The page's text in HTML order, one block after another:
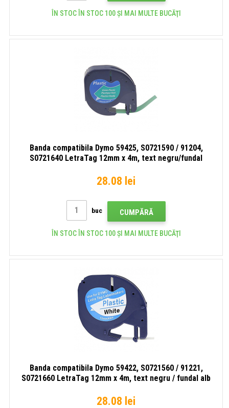
ÎN STOC ÎN STOC 100 ȘI MAI MULTE BUCĂŢI
Banda compatibila Dymo 59425, S0721590 / 91204,
S0721640 LetraTag 12mm x 4m, text negru/fundal
28.08 lei
buc CUMPĂRĂ
ÎN STOC ÎN STOC 100 ȘI MAI MULTE BUCĂŢI
Banda compatibila Dymo 59422, S0721560 / 91221,
S0721660 LetraTag 12mm x 4m, text negru / fundal alb
28.08 lei